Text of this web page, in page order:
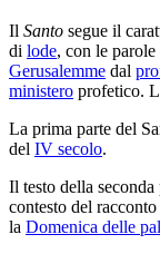
Il Santo segue il
di lode, con le
Gerusalemme dal
ministero profetico.
La prima parte del
del IV secolo.
Il testo della seconda
contesto del
la Domenica delle